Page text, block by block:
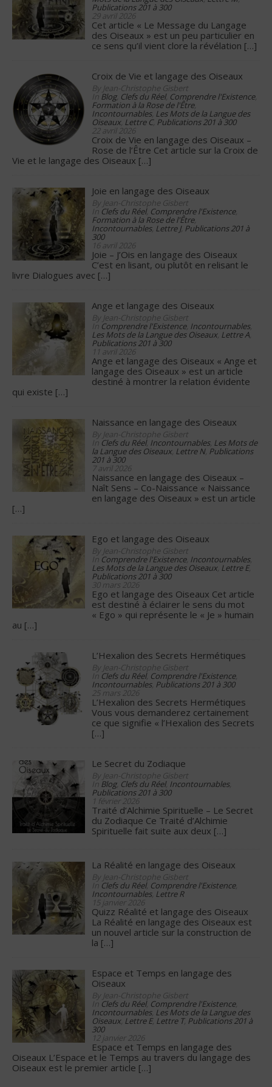
Publications 201 à 300
29 avril 2026
Cet article « Le Message du Langage
des Oiseaux » est un peu particulier en
ce sens qu’il vient clore la révélation […]
Croix de Vie et langage des Oiseaux
By Jean-Christophe Gisbert
In Blog, Clefs du Réel, Comprendre l'Existence,
Formation à la Rose de l'Être,
Incontournables, Les Mots de la Langue des
Oiseaux, Lettre C, Publications 201 à 300
22 avril 2026
Croix de Vie en langage des Oiseaux –
Rose de l’Être Cet article sur la Croix de
Vie et le langage des Oiseaux […]
Joie en langage des Oiseaux
By Jean-Christophe Gisbert
In Clefs du Réel, Comprendre l'Existence,
Formation à la Rose de l'Être,
Incontournables, Lettre J, Publications 201 à
300
16 avril 2026
Joie – J’Ois en langage des Oiseaux
C’est en lisant, ou plutôt en relisant le
livre Dialogues avec […]
Ange et langage des Oiseaux
By Jean-Christophe Gisbert
In Comprendre l'Existence, Incontournables,
Les Mots de la Langue des Oiseaux, Lettre A,
Publications 201 à 300
11 avril 2026
Ange et langage des Oiseaux « Ange et
langage des Oiseaux » est un article
destiné à montrer la relation évidente
qui existe […]
Naissance en langage des Oiseaux
By Jean-Christophe Gisbert
In Clefs du Réel, Incontournables, Les Mots de
la Langue des Oiseaux, Lettre N, Publications
201 à 300
7 avril 2026
Naissance en langage des Oiseaux –
Naît Sens – Co-Naissance « Naissance
en langage des Oiseaux » est un article
[…]
Ego et langage des Oiseaux
By Jean-Christophe Gisbert
In Comprendre l'Existence, Incontournables,
Les Mots de la Langue des Oiseaux, Lettre E,
Publications 201 à 300
30 mars 2026
Ego et langage des Oiseaux Cet article
est destiné à éclairer le sens du mot
« Ego » qui représente le « Je » humain
au […]
L’Hexalion des Secrets Hermétiques
By Jean-Christophe Gisbert
In Clefs du Réel, Comprendre l'Existence,
Incontournables, Publications 201 à 300
25 mars 2026
L’Hexalion des Secrets Hermétiques
Vous vous demanderez certainement
ce que signifie « l’Hexalion des Secrets
[…]
Le Secret du Zodiaque
By Jean-Christophe Gisbert
In Blog, Clefs du Réel, Incontournables,
Publications 201 à 300
1 février 2026
Traité d’Alchimie Spirituelle – Le Secret
du Zodiaque Ce Traité d’Alchimie
Spirituelle fait suite aux deux […]
La Réalité en langage des Oiseaux
By Jean-Christophe Gisbert
In Clefs du Réel, Comprendre l'Existence,
Incontournables, Lettre R
15 janvier 2026
Quizz Réalité et langage des Oiseaux
La Réalité en langage des Oiseaux est
un nouvel article sur la construction de
la […]
Espace et Temps en langage des
Oiseaux
By Jean-Christophe Gisbert
In Clefs du Réel, Comprendre l'Existence,
Incontournables, Les Mots de la Langue des
Oiseaux, Lettre E, Lettre T, Publications 201 à
300
12 janvier 2026
Espace et Temps en langage des
Oiseaux L’Espace et le Temps au travers du langage des
Oiseaux est le premier article […]